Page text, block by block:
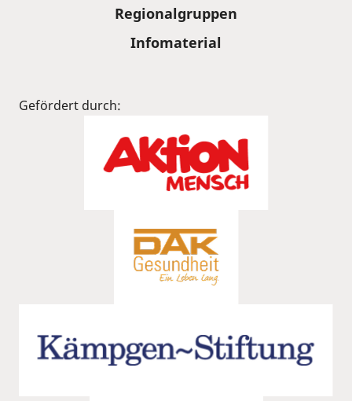
Regionalgruppen
Infomaterial
Gefördert durch: